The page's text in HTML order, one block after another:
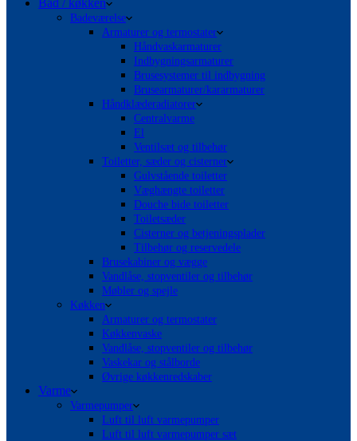
Bad / køkken
Badeværelse
Armaturer og termostater
Håndvaskarmaturer
Indbygningsarmaturer
Brusesystemer til indbygning
Brusearmaturer/kararmaturer
Håndklæderadiatorer
Centralvarme
El
Ventilsæt og tilbehør
Toiletter, sæder og cisterner
Gulvstående toiletter
Væghængte toiletter
Douche bide toiletter
Toiletsæder
Cisterner og betjeningsplader
Tilbehør og reservedele
Brusekabiner og vægge
Vandlåse, stopventiler og tilbehør
Møbler og spejle
Køkken
Armaturer og termostater
Køkkenvaske
Vandlåse, stopventiler og tilbehør
Vaskekar og stålborde
Øvrige køkkenredskaber
Varme
Varmepumper
Luft til luft varmepumper
Luft til luft varmepumper sæt